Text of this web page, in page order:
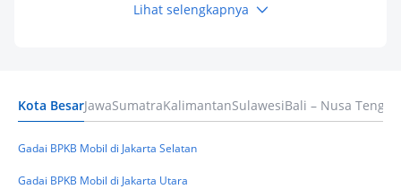
Keuangan
Keuangan
Masuk BI Checking? Simak Peraturan
Lihat selengkapnya
Kota BesarJawaSumatraKalimantanSulawesiBali – Nusa
Gadai BPKB Mobil di Jakarta Selatan
Gadai BPKB Mobil di Jakarta Utara